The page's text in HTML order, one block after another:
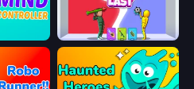
Who Dies Last?